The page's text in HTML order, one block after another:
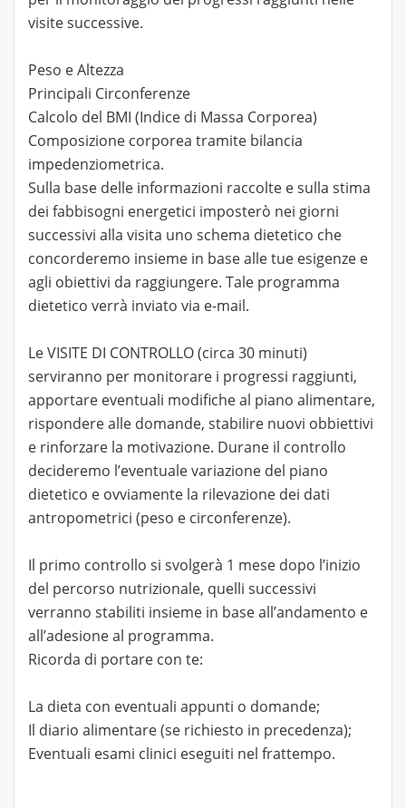
visite successive.
Peso e Altezza
Principali Circonferenze
Calcolo del BMI (Indice di Massa Corporea)
Composizione corporea tramite bilancia
impedenziometrica.
Sulla base delle informazioni raccolte e sulla stima
dei fabbisogni energetici imposterò nei giorni
successivi alla visita uno schema dietetico che
concorderemo insieme in base alle tue esigenze e
agli obiettivi da raggiungere. Tale programma
dietetico verrà inviato via e-mail.
Le VISITE DI CONTROLLO (circa 30 minuti)
serviranno per monitorare i progressi raggiunti,
apportare eventuali modifiche al piano alimentare,
rispondere alle domande, stabilire nuovi obbiettivi
e rinforzare la motivazione. Durane il controllo
decideremo l’eventuale variazione del piano
dietetico e ovviamente la rilevazione dei dati
antropometrici (peso e circonferenze).
Il primo controllo si svolgerà 1 mese dopo l’inizio
del percorso nutrizionale, quelli successivi
verranno stabiliti insieme in base all’andamento e
all’adesione al programma.
Ricorda di portare con te:
La dieta con eventuali appunti o domande;
Il diario alimentare (se richiesto in precedenza);
Eventuali esami clinici eseguiti nel frattempo.​